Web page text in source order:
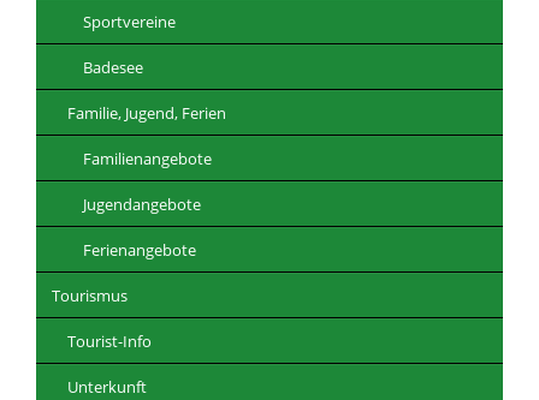
Sportvereine
Badesee
Familie, Jugend, Ferien
Familienangebote
Jugendangebote
Ferienangebote
Tourismus
Tourist-Info
Unterkunft